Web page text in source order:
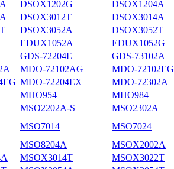
DSOX1202G DSOX1204A
DSOX3012T DSOX3014A
DSOX3052A DSOX3052T
EDUX1052A EDUX1052G
GDS-72204E GDS-73102A
MDO-72102AG MDO-72102EG
MDO-72204EX MDO-72302A
MHO954 MHO984
MSO2202A-S MSO2302A
MSO7014 MSO7024
MSO8204A MSOX2002A
MSOX3014T MSOX3022T